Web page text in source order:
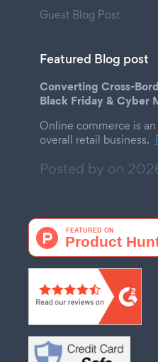
Guest Blog Post
Featured Blog post
Converting Cross-
Black Friday & Cyber
Online commerce is
overall retail business.
Posted by on